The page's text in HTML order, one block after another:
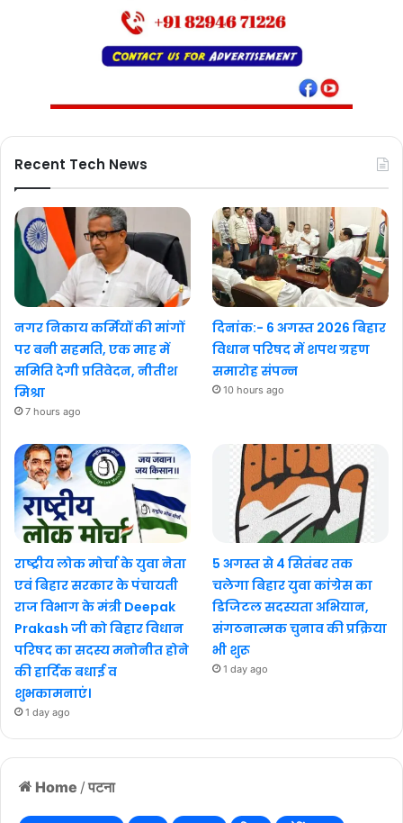
Home / पटना
Recent Tech News
नगर निकाय कर्मियों की मांगों
पर बनी सहमति, एक माह में
समिति देगी प्रतिवेदन, नीतीश
मिश्रा
7 hours ago
दिनांक:- 6 अगस्त 2026 बिहार
विधान परिषद में शपथ ग्रहण
समारोह संपन्न
10 hours ago
राष्ट्रीय लोक मोर्चा के युवा नेता
एवं बिहार सरकार के पंचायती
राज विभाग के मंत्री Deepak
Prakash जी को बिहार विधान
परिषद का सदस्य मनोनीत होने
की हार्दिक बधाई व
शुभकामनाएं।
1 day ago
5 अगस्त से 4 सितंबर तक
चलेगा बिहार युवा कांग्रेस का
डिजिटल सदस्यता अभियान,
संगठनात्मक चुनाव की प्रक्रिया
भी शुरू
1 day ago